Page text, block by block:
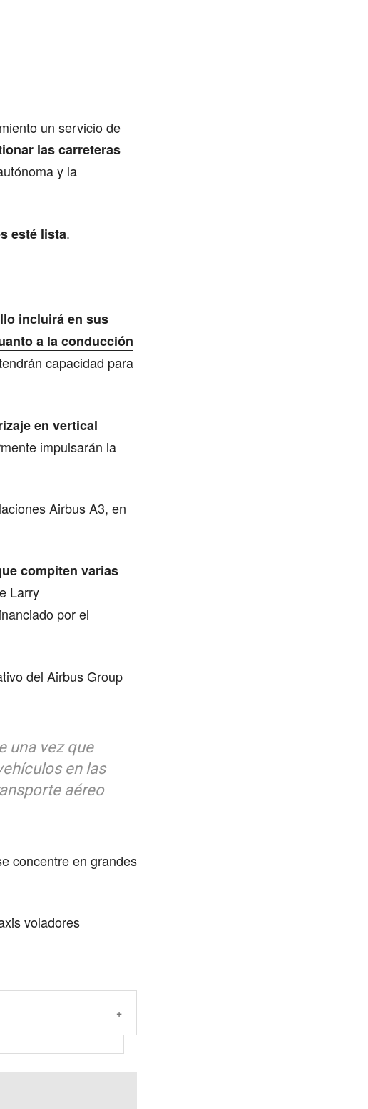
un servicio de
las carreteras
y la
esté lista.
incluirá en sus
a la conducción
capacidad para
en vertical
impulsarán la
Airbus A3, en
compiten varias
Larry
por el
del Airbus Group
una vez que
en las
aéreo
concentre en grandes
voladores